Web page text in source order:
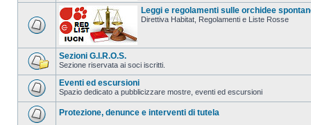
Leggi e regolamenti sulle orchidee
Direttiva Habitat, Regolamenti e Liste Rosse
Sezioni G.I.R.O.S.
Sezione riservata ai soci iscritti.
Eventi ed escursioni
Spazio dedicato a pubblicizzare mostre, eventi ed escursioni
Protezione, denunce e interventi di tutela